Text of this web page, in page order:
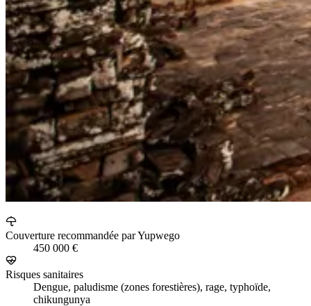
Couverture recommandée par Yupwego
450 000 €
Risques sanitaires
Dengue, paludisme (zones forestières), rage, typhoïde,
chikungunya